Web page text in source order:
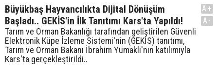
Büyükbaş Hayvancılıkta Dijital Dönüşüm
Başladı.. GEKİS'in İlk Tanıtımı Kars'ta Yapıldı!
Tarım ve Orman Bakanlığı tarafından geliştirilen Güvenli
Elektronik Küpe İzleme Sistemi'nin (GEKİS) tanıtımı,
Tarım ve Orman Bakanı İbrahim Yumaklı'nın katılımıyla
Kars'ta gerçekleştirildi..
A+
A-